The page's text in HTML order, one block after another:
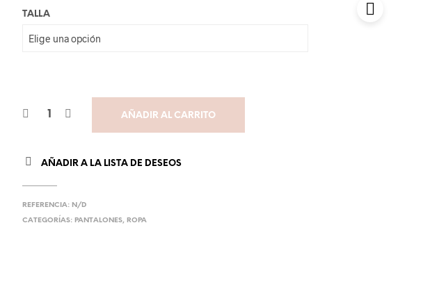
TALLA
AÑADIR AL CARRITO
AÑADIR A LA LISTA DE DESEOS
REFERENCIA: N/D
CATEGORÍAS: PANTALONES, ROPA